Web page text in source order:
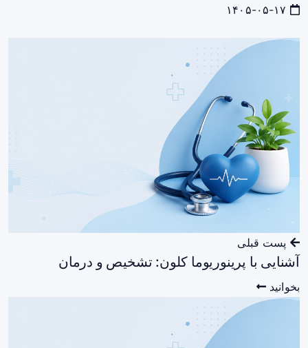
پست قبلی
آشنایی با پرینوریوما کلون: تشخیص و درمان
بخوانید